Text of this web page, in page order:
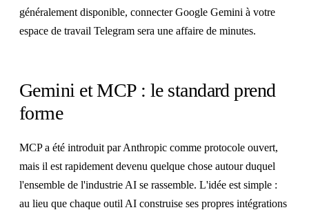
généralement disponible, connecter Google Gemini à votre
espace de travail Telegram sera une affaire de minutes.
Gemini et MCP : le standard prend
forme
MCP a été introduit par Anthropic comme protocole ouvert,
mais il est rapidement devenu quelque chose autour duquel
l'ensemble de l'industrie AI se rassemble. L'idée est simple :
au lieu que chaque outil AI construise ses propres intégrations